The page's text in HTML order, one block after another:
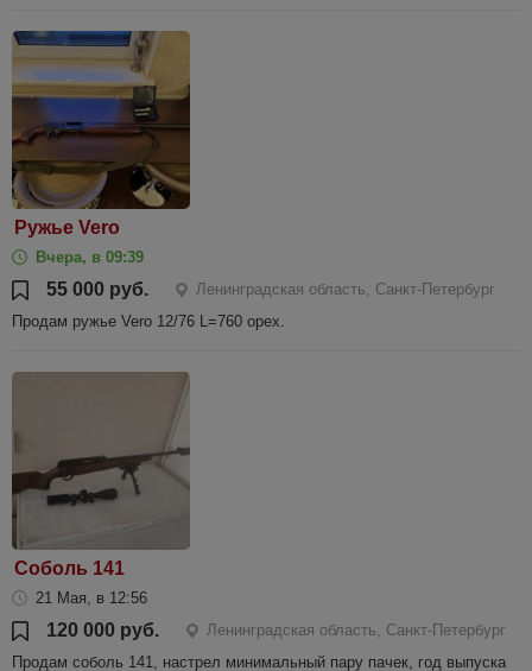
Ружье Vero
Вчера, в 09:39
55 000 руб.
Ленинградская область, Санкт-Петербург
Продам ружье Vero 12/76 L=760 орех.
Соболь 141
21 Мая, в 12:56
120 000 руб.
Ленинградская область, Санкт-Петербург
Продам соболь 141, настрел минимальный пару пачек, год выпуска